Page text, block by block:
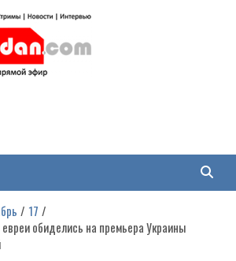
Гражданская война
включая события в Новороссии, ДНР,
17
обиделись на премьера Украины